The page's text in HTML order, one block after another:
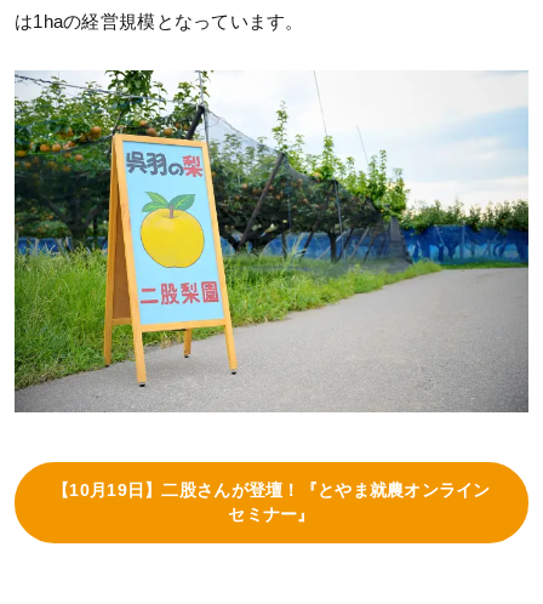
は1haの経営規模となっています。
【10月19日】二股さんが登壇！『とやま就農オンライン
セミナー』